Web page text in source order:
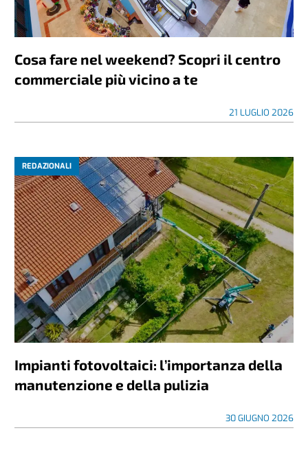
Cosa fare nel weekend? Scopri il centro
commerciale più vicino a te
21 LUGLIO 2026
REDAZIONALI
Impianti fotovoltaici: l’importanza della
manutenzione e della pulizia
30 GIUGNO 2026